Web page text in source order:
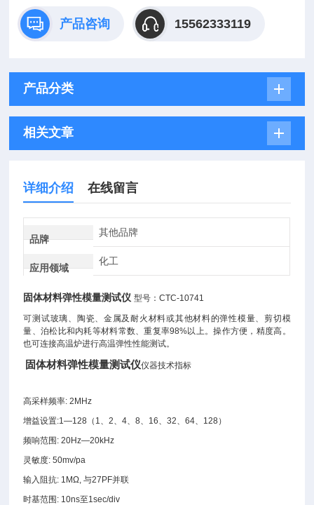
产品咨询 15562333119
产品分类
相关文章
详细介绍 在线留言
品牌
其他品牌
应用领域
化工
固体材料弹性模量测试仪 型号：CTC-10741
可测试玻璃、陶瓷、金属及耐火材料或其他材料的弹性模量、剪切模
量、泊松比和内耗等材料常数、重复率98%以上。操作方便，精度高。
也可连接高温炉进行高温弹性性能测试。
固体材料弹性模量测试仪仪器技术指标
高采样频率: 2MHz
增益设置:1—128（1、2、4、8、16、32、64、128）
频响范围: 20Hz—20kHz
灵敏度: 50mv/pa
输入阻抗: 1MΩ, 与27PF并联
时基范围: 10ns至1sec/div